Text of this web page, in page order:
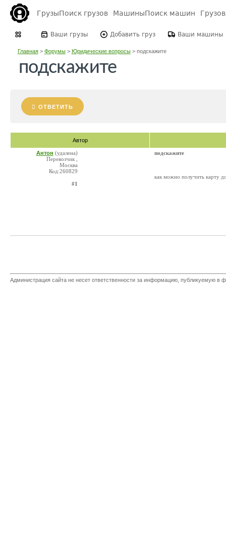
ГрузыПоиск грузов МашиныПоиск машин
Ваши грузы Добавить груз Ваши машины
Главная> Форумы> Юридические вопросы> подскажите
подскажите
ОТВЕТИТЬ
Автор
Антон (удалена)
Перевозчик ,
Москва
Код:260829
#1
подскажите
как можно получить карту
Администрация сайта не несет ответственности за информацию, публикуемую